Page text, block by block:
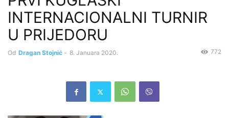
INTERNACIONALNI TURNIR
U PRIJEDORU
Od Dragan Stojnić - 8. Januara 2020. 772